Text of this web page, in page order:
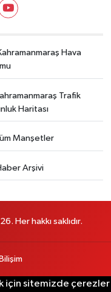
Hava
Trafik
Haritası
Manşetler
Arşivi
Her hakkı saklıdır.
için sitemizde çerezler